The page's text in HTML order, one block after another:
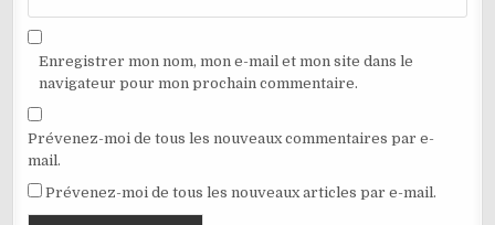
Enregistrer mon nom, mon e-mail et mon site dans le
navigateur pour mon prochain commentaire.
Prévenez-moi de tous les nouveaux commentaires par e-
mail.
Prévenez-moi de tous les nouveaux articles par e-mail.